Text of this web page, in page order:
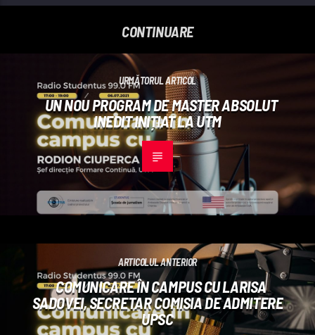
CONTINUARE
URMĂTORUL ARTICOL
UN NOU PROGRAM DE MASTER ABSOLUT
INEDIT INIȚIAT LA UTM
ARTICOLUL ANTERIOR
COMUNICARE ÎN CAMPUS CU LARISA
SADOVEI, SECRETAR COMISIA DE ADMITERE
UPSC